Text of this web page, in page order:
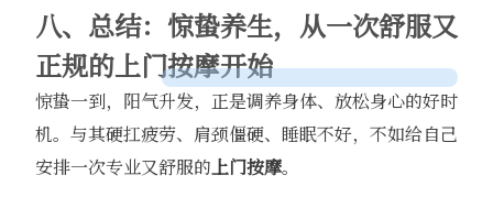
八、总结：惊蛰养生，从一次舒服又
正规的上门按摩开始
惊蛰一到，阳气升发，正是调养身体、放松身心的好时
机。与其硬扛疲劳、肩颈僵硬、睡眠不好，不如给自己
安排一次专业又舒服的 上门按摩。